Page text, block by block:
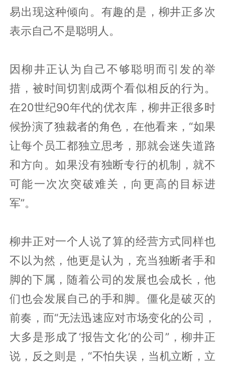
易出现这种倾向。有趣的是，柳井正多次
表示自己不是聪明人。
因柳井正认为自己不够聪明而引发的举
措，被时间切割成两个看似相反的行为。
在20世纪90年代的优衣库，柳井正很多时
候扮演了独裁者的角色，在他看来，“如果
让每个员工都独立思考，那就会迷失道路
和方向。如果没有独断专行的机制，就不
可能一次次突破难关，向更高的目标进
军”。
柳井正对一个人说了算的经营方式同样也
不以为然，他更是认为，充当独断者手和
脚的下属，随着公司的发展也会成长，他
们也会发展自己的手和脚。僵化是破灭的
前奏，而“无法迅速应对市场变化的公司，
大多是形成了‘报告文化’的公司”，柳井正
说，反之则是，“不怕失误，当机立断，立